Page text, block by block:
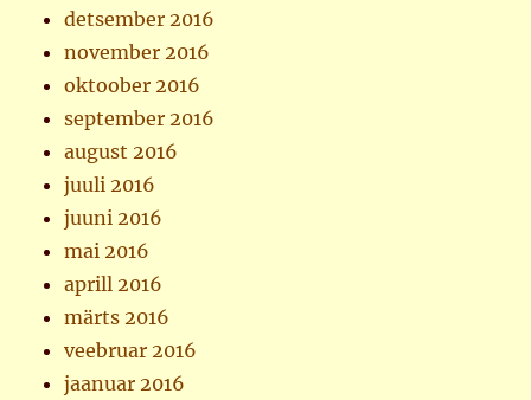
detsember 2016
november 2016
oktoober 2016
september 2016
august 2016
juuli 2016
juuni 2016
mai 2016
aprill 2016
märts 2016
veebruar 2016
jaanuar 2016